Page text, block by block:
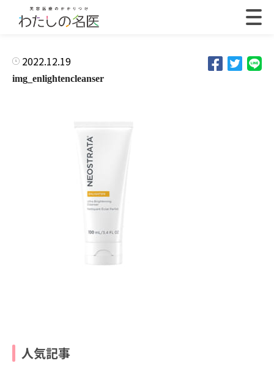
2022.12.19
img_enlightencleanser
人気記事